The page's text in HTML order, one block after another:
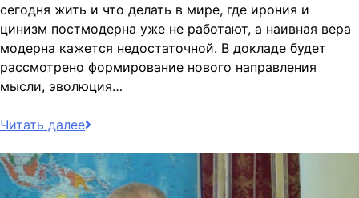
сегодня жить и что делать в мире, где ирония и
цинизм постмодерна уже не работают, а наивная вера
модерна кажется недостаточной. В докладе будет
рассмотрено формирование нового направления
мысли, эволюция…
Читать далее